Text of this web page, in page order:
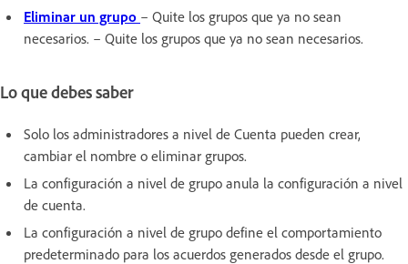
Eliminar un grupo – Quite los grupos que ya no sean
necesarios. – Quite los grupos que ya no sean necesarios.
Lo que debes saber
Solo los administradores a nivel de Cuenta pueden crear,
cambiar el nombre o eliminar grupos.
La configuración a nivel de grupo anula la configuración a nivel
de cuenta.
La configuración a nivel de grupo define el comportamiento
predeterminado para los acuerdos generados desde el grupo.